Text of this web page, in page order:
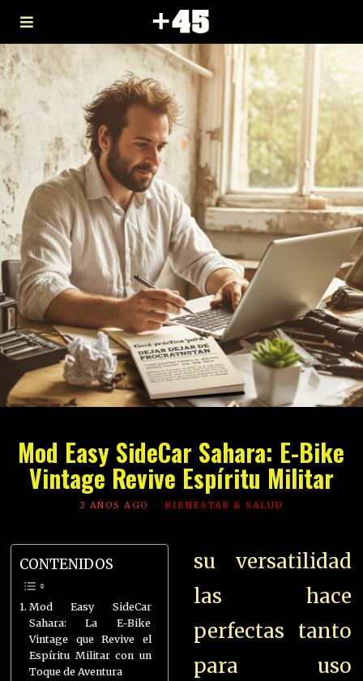
Mod Easy SideCar Sahara: E-Bike
Vintage Revive Espíritu Militar
2 AÑOS AGO BIENESTAR & SALUD
CONTENIDOS
Mod Easy SideCar
Sahara: La E-Bike
Vintage que Revive el
Espíritu Militar con un
Toque de Aventura
su versatilidad
las hace
perfectas tanto
para uso